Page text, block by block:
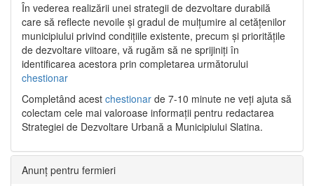
În vederea realizării unei strategii de dezvoltare durabilă
care să reflecte nevoile și gradul de mulțumire al cetățenilor
municipiului privind condițiile existente, precum și prioritățile
de dezvoltare viitoare, vă rugăm să ne sprijiniți în
identificarea acestora prin completarea următorului
chestionar
Completând acest chestionar de 7-10 minute ne veți ajuta să
colectam cele mai valoroase informații pentru redactarea
Strategiei de Dezvoltare Urbană a Municipiului Slatina.
Anunț pentru fermieri